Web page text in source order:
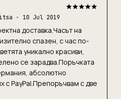
· 10 Jul 2019
доставка.Часът на
спазен, с час по-
уникално красиви,
се зарадва.Поръчката
абсолютно
с PayPal.Препоръчвам с две